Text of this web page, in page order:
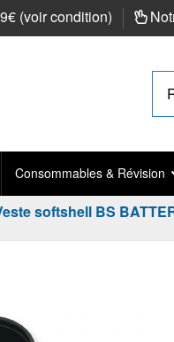
(voir condition)
Consommables & Révision
softshell BS